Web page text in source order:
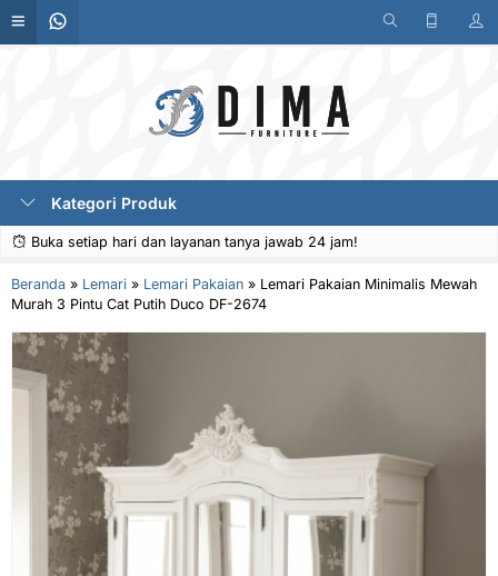
Kategori Produk
Buka setiap hari dan layanan tanya jawab 24 jam!
Beranda » Lemari » Lemari Pakaian » Lemari Pakaian Minimalis Mewah
Murah 3 Pintu Cat Putih Duco DF-2674